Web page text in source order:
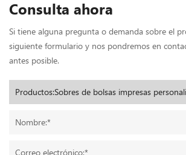
Consulta ahora
Si tiene alguna pregunta o demanda sobre el
siguiente formulario y nos pondremos en
antes posible.